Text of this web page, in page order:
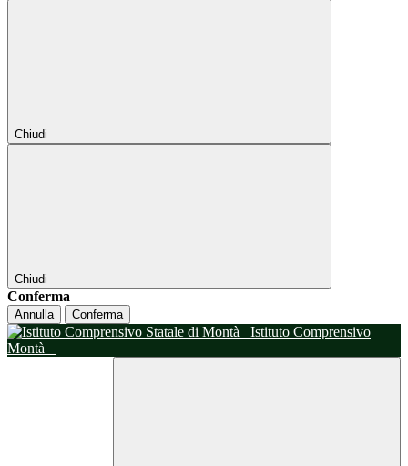
Chiudi
Chiudi
Conferma
Annulla Conferma
Istituto Comprensivo
Montà